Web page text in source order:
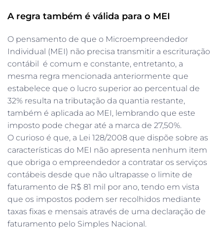
A regra também é válida para o MEI
O pensamento de que o Microempreendedor
Individual (MEI) não precisa transmitir a escrituração
contábil é comum e constante, entretanto, a
mesma regra mencionada anteriormente que
estabelece que o lucro superior ao percentual de
32% resulta na tributação da quantia restante,
também é aplicada ao MEI, lembrando que este
imposto pode chegar até a marca de 27,50%.
O curioso é que, a Lei 128/2008 que dispõe sobre as
características do MEI não apresenta nenhum item
que obriga o empreendedor a contratar os serviços
contábeis desde que não ultrapasse o limite de
faturamento de R$ 81 mil por ano, tendo em vista
que os impostos podem ser recolhidos mediante
taxas fixas e mensais através de uma declaração de
faturamento pelo Simples Nacional.